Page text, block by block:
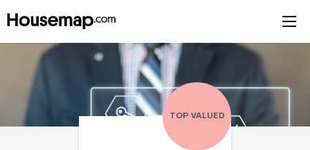
TOP VALUED
Tu opinión (opcional)
Únete al directorio
Tu nombre (requerido)